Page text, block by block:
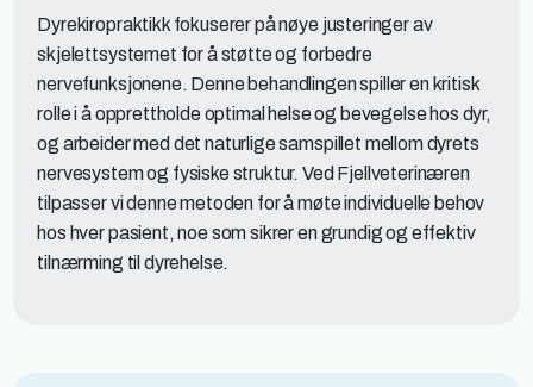
Dyrekiropraktikk fokuserer på nøye justeringer av
skjelettsystemet for å støtte og forbedre
nervefunksjonene. Denne behandlingen spiller en kritisk
rolle i å opprettholde optimal helse og bevegelse hos dyr,
og arbeider med det naturlige samspillet mellom dyrets
nervesystem og fysiske struktur. Ved Fjellveterinæren
tilpasser vi denne metoden for å møte individuelle behov
hos hver pasient, noe som sikrer en grundig og effektiv
tilnærming til dyrehelse.